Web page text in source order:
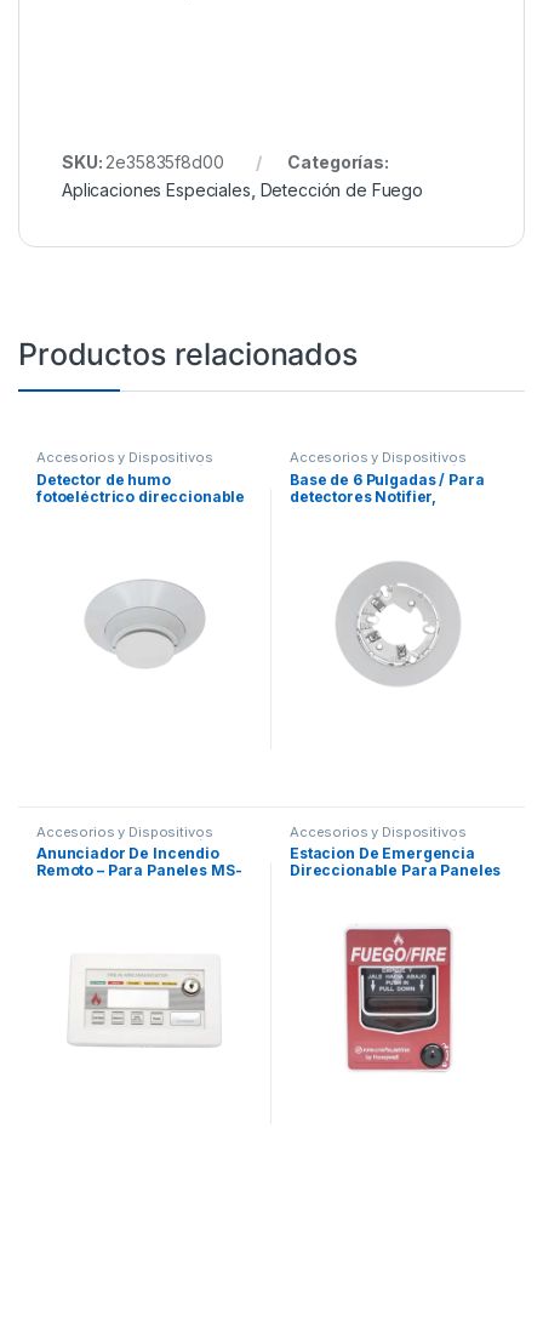
SKU: 2e35835f8d00
Categorías:
Aplicaciones Especiales Detección de Fuego
Productos relacionados
Accesorios y Dispositivos
Direccionables Detección de
Fuego
Detector de humo
fotoeléctrico direccionable
Accesorios y Dispositivos
Direccionables Detección de
Fuego
Base de 6 Pulgadas / Para
detectores Notifier,
Accesorios y Dispositivos
Direccionables Detección de
Fuego
Anunciador De Incendio
Remoto – Para Paneles MS-
Accesorios y Dispositivos
Direccionables Detección de
Fuego
Estacion De Emergencia
Direccionable Para Paneles